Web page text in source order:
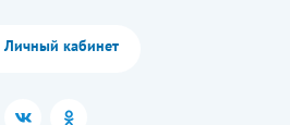
Личный кабинет